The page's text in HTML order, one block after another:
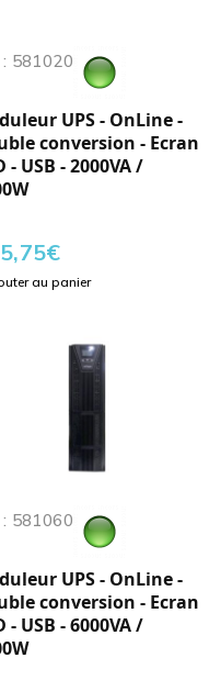
581020
UPS - OnLine -
conversion - Ecran
- USB - 2000VA /
€
au panier
581060
UPS - OnLine -
conversion - Ecran
- USB - 6000VA /